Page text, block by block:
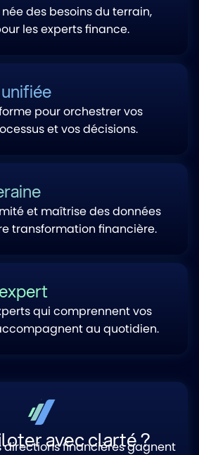
des besoins du terrain,
les experts finance.
pour orchestrer vos
et vos décisions.
et maîtrise des données
transformation financière.
qui comprennent vos
au quotidien.
avec clarté ?
directions financières gagnent